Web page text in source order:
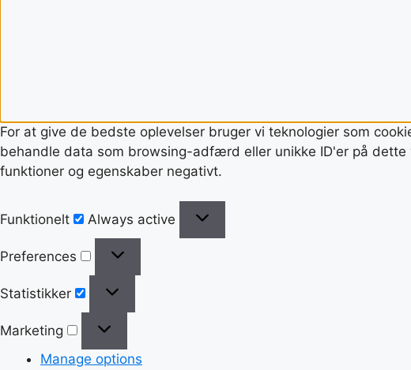
For at give de bedste oplevelser bruger vi teknologier som
behandle data som browsing-adfærd eller unikke ID'er på
funktioner og egenskaber negativt.
Funktionelt Always active
Preferences
Statistikker
Marketing
Manage options